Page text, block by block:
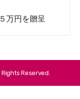
万円を贈呈
Reserved.